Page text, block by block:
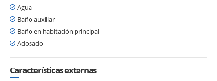
Agua
Baño auxiliar
Baño en habitación principal
Adosado
Características externas